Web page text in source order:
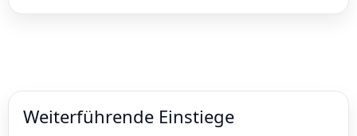
Weiterführende Einstiege